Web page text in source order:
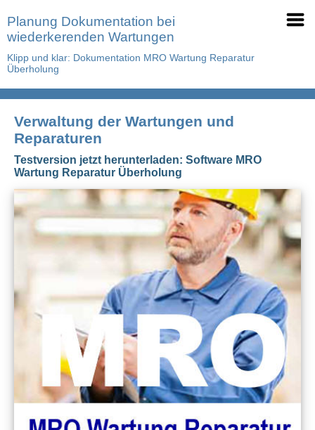
Planung Dokumentation bei
wiederkerenden Wartungen
Klipp und klar: Dokumentation MRO Wartung Reparatur
Überholung
Verwaltung der Wartungen und
Reparaturen
Testversion jetzt herunterladen: Software MRO
Wartung Reparatur Überholung